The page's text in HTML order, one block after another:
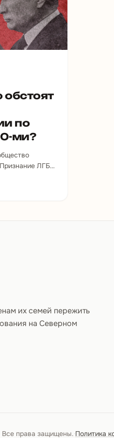
обстоят
по
ми?
ЛГБТ
страна…
их семей пережить
на Северном
Все права защищены.·Политика